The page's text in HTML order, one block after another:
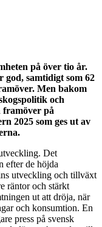
på över tio år.
god, samtidigt som 62
Men bakom
och
framöver på
2025 som ges ut av
Det
efter de höjda
utveckling och tillväxt
räntor och stärkt
ut att dröja, när
och konsumtion. En
press på svensk